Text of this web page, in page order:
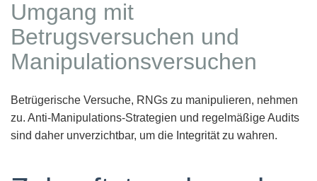
Umgang mit
Betrugsversuchen und
Manipulationsversuchen
Betrügerische Versuche, RNGs zu manipulieren, nehmen
zu. Anti-Manipulations-Strategien und regelmäßige Audits
sind daher unverzichtbar, um die Integrität zu wahren.